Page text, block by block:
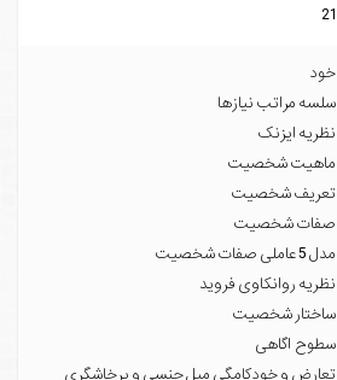
21
خود
سلسه مراتب نیازها
نظریه ایزنک
ماهیت شخصیت
تعریف شخصیت
صفات شخصیت
مدل 5 عاملی صفات شخصیت
نظریه روانکاوی فروید
ساختار شخصیت
سطوح اگاهی
تعارض و خودکامگی میل جنسی و پرخاشگری